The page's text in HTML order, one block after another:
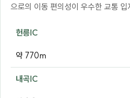
으로의 이동 편의성이 우수한 교통 입
헌릉IC
약 770m
내곡IC